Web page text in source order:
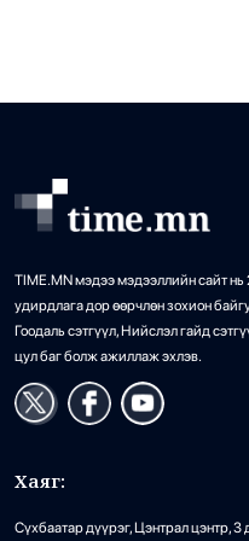
TIME.MN мэдээ мэдээллийн сайт
удирдлага дор өөрчлөн зохион
Гоодаль сэтгүүл, Нийслэл гайд
цул баг болж ажиллаж эхлэв.
Хаяг:
Сүхбаатар дүүрэг, Цэнтрал цэнтр, 3